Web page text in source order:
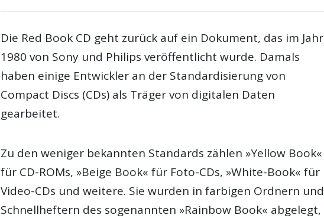
Die Red Book CD geht zurück auf ein Dokument, das im Jahr
1980 von Sony und Philips veröffentlicht wurde. Damals
haben einige Entwickler an der Standardisierung von
Compact Discs (CDs) als Träger von digitalen Daten
gearbeitet.
Zu den weniger bekannten Standards zählen »Yellow Book«
für CD-ROMs, »Beige Book« für Foto-CDs, »White-Book« für
Video-CDs und weitere. Sie wurden in farbigen Ordnern und
Schnellheftern des sogenannten »Rainbow Book« abgelegt,